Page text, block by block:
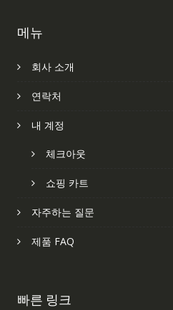
메뉴
회사 소개
연락처
내 계정
체크아웃
쇼핑 카트
자주하는 질문
제품 FAQ
빠른 링크